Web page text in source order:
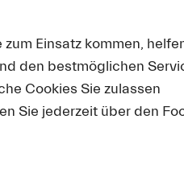
dass ich die Fotos nur in
und unter Nennung des
dass Forderungen, die
werden.
Einsatz kommen,
den bestmöglichen
Cookies Sie zulassen
Sie jederzeit über den